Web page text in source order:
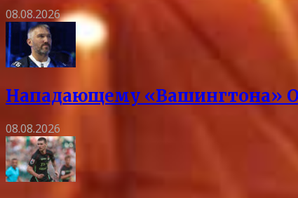
08.08.2026
Нападающему «Вашингтона»
08.08.2026